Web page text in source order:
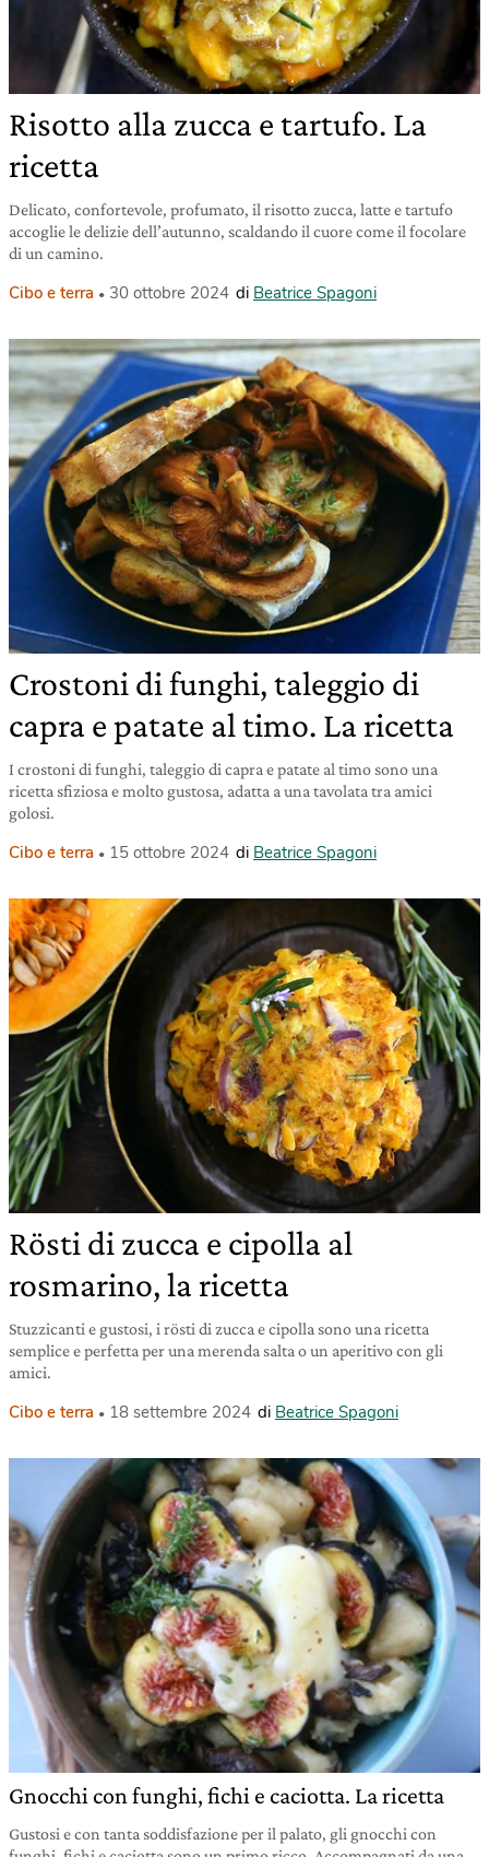
Risotto alla zucca e tartufo. La
ricetta
Delicato, confortevole, profumato, il risotto zucca, latte e tartufo
accoglie le delizie dell’autunno, scaldando il cuore come il focolare
di un camino.
Cibo e terra 30 ottobre 2024 di Beatrice Spagoni
Crostoni di funghi, taleggio di
capra e patate al timo. La ricetta
I crostoni di funghi, taleggio di capra e patate al timo sono una
ricetta sfiziosa e molto gustosa, adatta a una tavolata tra amici
golosi.
Cibo e terra 15 ottobre 2024 di Beatrice Spagoni
Rösti di zucca e cipolla al
rosmarino, la ricetta
Stuzzicanti e gustosi, i rösti di zucca e cipolla sono una ricetta
semplice e perfetta per una merenda salta o un aperitivo con gli
amici.
Cibo e terra 18 settembre 2024 di Beatrice Spagoni
Gnocchi con funghi, fichi e caciotta. La ricetta
Gustosi e con tanta soddisfazione per il palato, gli gnocchi con